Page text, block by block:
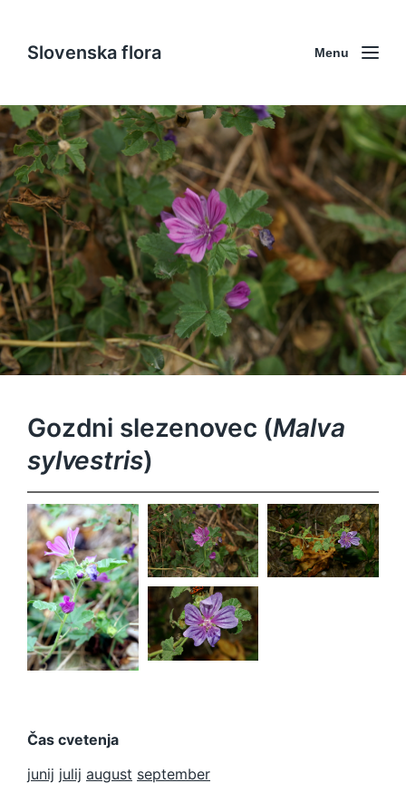
Slovenska flora Menu
Gozdni slezenovec (Malva
sylvestris)
Malva
sylvestris
Malva
sylvestris
Malva
sylvestris
Malva
sylvestris
Čas cvetenja
junij julij august september